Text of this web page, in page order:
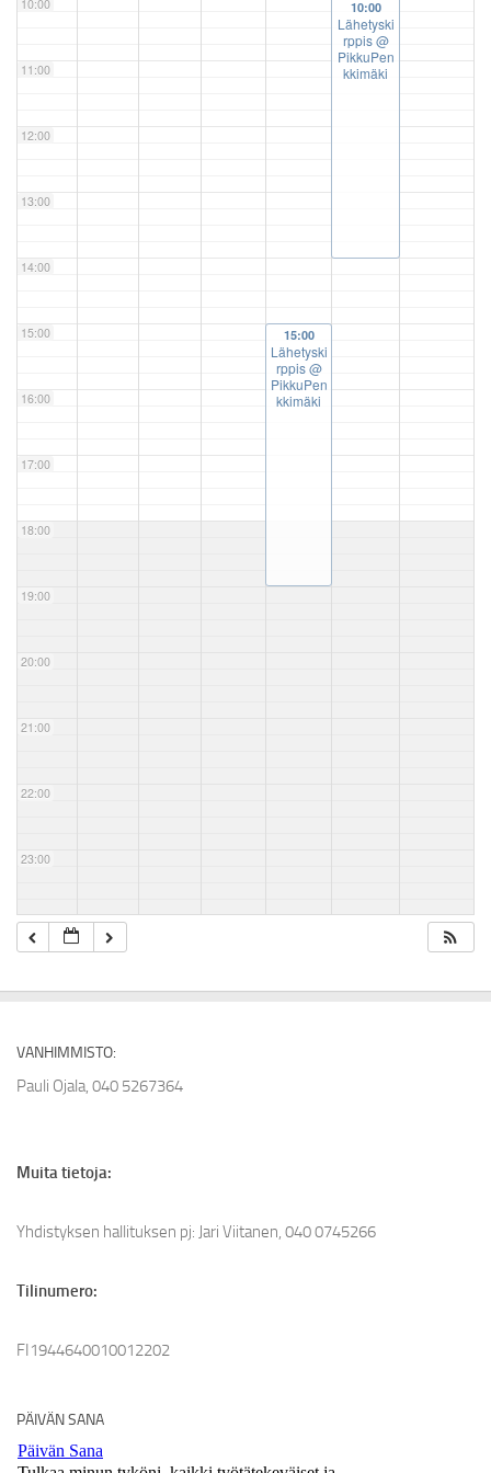
10:00
11:00
12:00
13:00
14:00
15:00
16:00
17:00
18:00
19:00
20:00
21:00
22:00
23:00
15:00
Lähetyski
rppis@
PikkuPen
kkimäki
10:00
Lähetyski
rppis@
PikkuPen
kkimäki
VANHIMMISTO:
Pauli Ojala, 040 5267364
Muita tietoja:
Yhdistyksen hallituksen pj: Jari Viitanen, 040 0745266
Tilinumero:
FI1944640010012202
PÄIVÄN SANA